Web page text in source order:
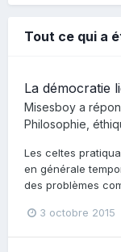
Tout ce qui a
La démocratie
Misesboy a
Philosophie,
Les celtes
en générale
des problèmes
3 octobre 2015